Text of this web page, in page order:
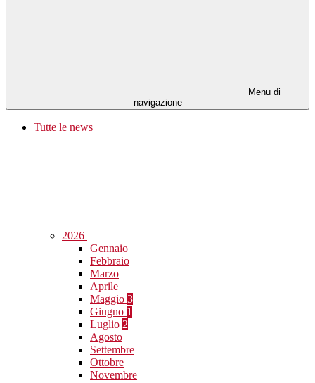
Menu di
navigazione
Tutte le news
2026
Gennaio
Febbraio
Marzo
Aprile
Maggio 3
Giugno 1
Luglio 2
Agosto
Settembre
Ottobre
Novembre